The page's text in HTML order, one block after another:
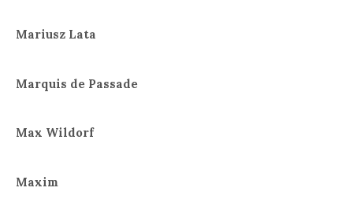
Mariusz Lata
Marquis de Passade
Max Wildorf
Maxim